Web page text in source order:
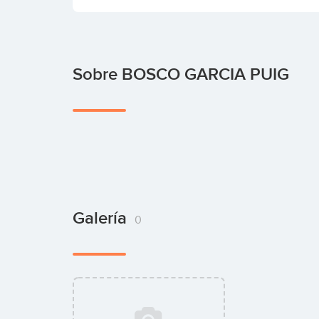
Sobre BOSCO GARCIA PUIG
Galería 0